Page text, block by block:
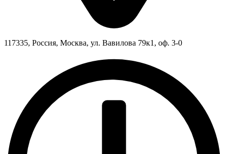
117335, Россия, Москва, ул. Вавилова 79к1, оф. 3-0